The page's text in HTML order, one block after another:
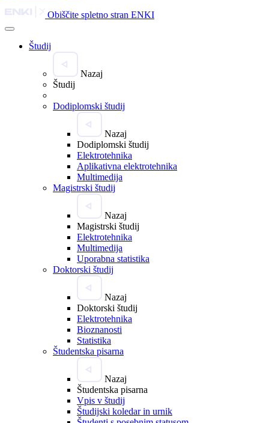
Obiščite spletno stran ENKI
Študij
Nazaj
Študij
Dodiplomski študij
Nazaj
Dodiplomski študij
Elektrotehnika
Aplikativna elektrotehnika
Multimedija
Magistrski študij
Nazaj
Magistrski študij
Elektrotehnika
Multimedija
Uporabna statistika
Doktorski študij
Nazaj
Doktorski študij
Elektrotehnika
Bioznanosti
Statistika
Študentska pisarna
Nazaj
Študentska pisarna
Vpis v študij
Študijski koledar in urnik